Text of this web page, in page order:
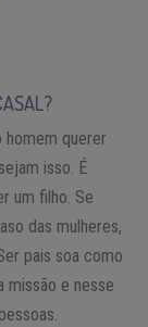
homem querer
isso. É
um filho. Se
das mulheres,
pais soa como
missão e nesse